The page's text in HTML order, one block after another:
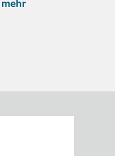
mehr